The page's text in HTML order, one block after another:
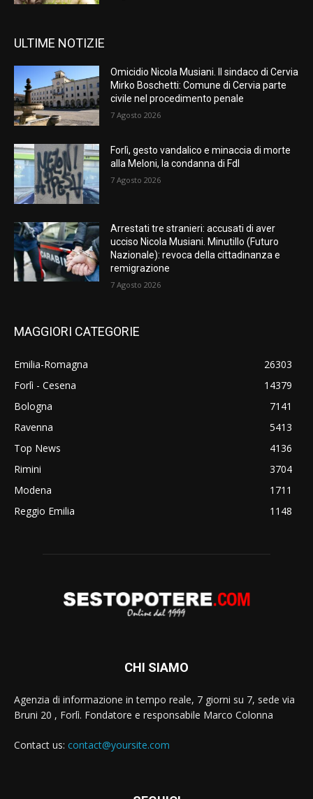
ULTIME NOTIZIE
Omicidio Nicola Musiani. Il sindaco di Cervia
Mirko Boschetti: Comune di Cervia parte
civile nel procedimento penale
7 Agosto 2026
Forlì, gesto vandalico e minaccia di morte
alla Meloni, la condanna di FdI
7 Agosto 2026
Arrestati tre stranieri: accusati di aver
ucciso Nicola Musiani. Minutillo (Futuro
Nazionale): revoca della cittadinanza e
remigrazione
7 Agosto 2026
MAGGIORI CATEGORIE
Emilia-Romagna
26303
Forlì - Cesena
14379
Bologna
7141
Ravenna
5413
Top News
4136
Rimini
3704
Modena
1711
Reggio Emilia
1148
CHI SIAMO
Agenzia di informazione in tempo reale, 7 giorni su 7, sede via
Bruni 20 , Forlì. Fondatore e responsabile Marco Colonna
Contact us: contact@yoursite.com